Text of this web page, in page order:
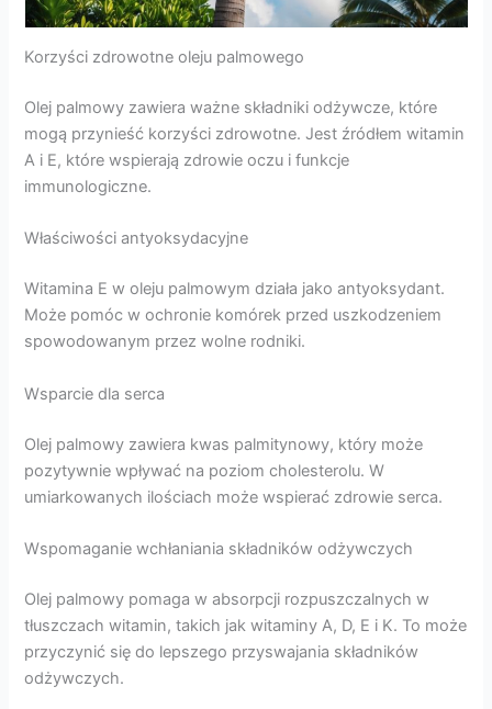
Korzyści zdrowotne oleju palmowego
Olej palmowy zawiera ważne składniki odżywcze, które
mogą przynieść korzyści zdrowotne. Jest źródłem witamin
A i E, które wspierają zdrowie oczu i funkcje
immunologiczne.
Właściwości antyoksydacyjne
Witamina E w oleju palmowym działa jako antyoksydant.
Może pomóc w ochronie komórek przed uszkodzeniem
spowodowanym przez wolne rodniki.
Wsparcie dla serca
Olej palmowy zawiera kwas palmitynowy, który może
pozytywnie wpływać na poziom cholesterolu. W
umiarkowanych ilościach może wspierać zdrowie serca.
Wspomaganie wchłaniania składników odżywczych
Olej palmowy pomaga w absorpcji rozpuszczalnych w
tłuszczach witamin, takich jak witaminy A, D, E i K. To może
przyczynić się do lepszego przyswajania składników
odżywczych.